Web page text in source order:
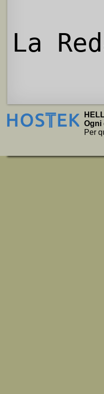
La
Ogni
Per